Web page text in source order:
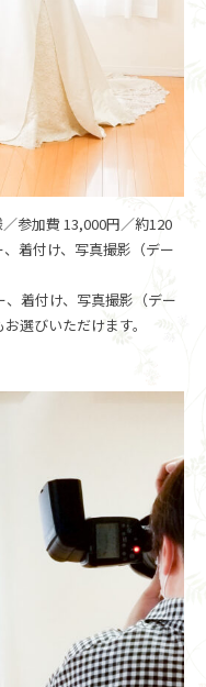
参加費 13,000円／約120
着付け、写真撮影（デー
着付け、写真撮影（デー
選びいただけます。